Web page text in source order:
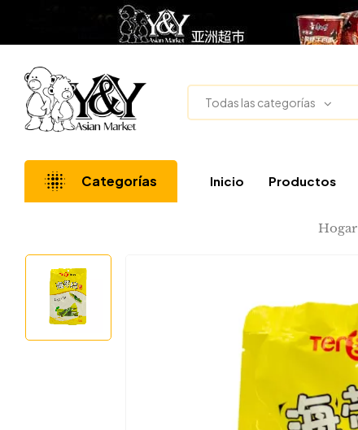
Todas las categorías
Categorías Inicio Productos
Hogar